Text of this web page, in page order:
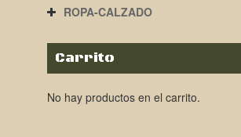
ROPA-CALZADO
Carrito
No hay productos en el carrito.